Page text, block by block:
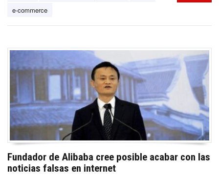
e-commerce
Fundador de Alibaba cree posible acabar con las
noticias falsas en internet